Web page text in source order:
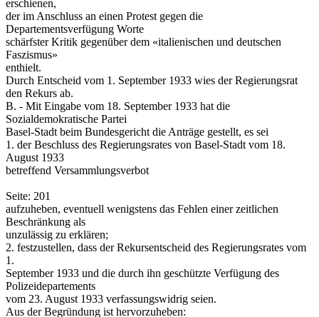
erschienen,
der im Anschluss an einen Protest gegen die
Departementsverfügung Worte
schärfster Kritik gegenüber dem «italienischen und deutschen
Faszismus»
enthielt.
Durch Entscheid vom 1. September 1933 wies der Regierungsrat
den Rekurs ab.
B. - Mit Eingabe vom 18. September 1933 hat die
Sozialdemokratische Partei
Basel-Stadt beim Bundesgericht die Anträge gestellt, es sei
1. der Beschluss des Regierungsrates von Basel-Stadt vom 18.
August 1933
betreffend Versammlungsverbot
Seite: 201
aufzuheben, eventuell wenigstens das Fehlen einer zeitlichen
Beschränkung als
unzulässig zu erklären;
2. festzustellen, dass der Rekursentscheid des Regierungsrates vom
1.
September 1933 und die durch ihn geschützte Verfügung des
Polizeidepartements
vom 23. August 1933 verfassungswidrig seien.
Aus der Begründung ist hervorzuheben: